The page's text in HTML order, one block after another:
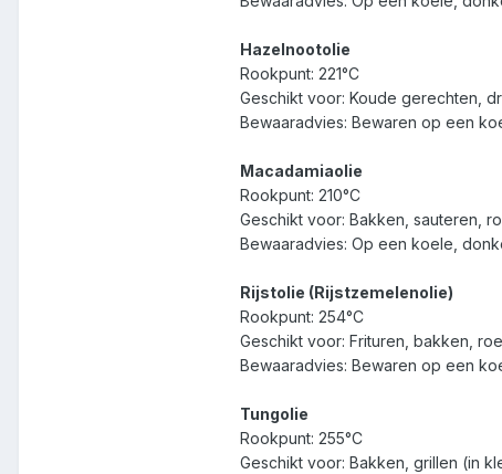
Hazelnootolie
Rookpunt: 221°C
Geschikt voor: Koude gerechten,
Bewaaradvies: Bewaren op een
Macadamiaolie
Rookpunt: 210°C
Geschikt voor: Bakken, sauteren,
Bewaaradvies: Op een koele,
Rijstolie (Rijstzemelenolie)
Rookpunt: 254°C
Geschikt voor: Frituren, bakken,
Bewaaradvies: Bewaren op een
Tungolie
Rookpunt: 255°C
Geschikt voor: Bakken, grillen (in